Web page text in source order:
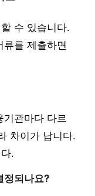
수 있습니다.
를 제출하면
기관마다 다르
차이가 납니다.
.
정되나요?